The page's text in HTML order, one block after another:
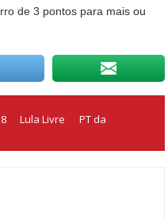
de 3 pontos para mais ou
Lula Livre
PT da